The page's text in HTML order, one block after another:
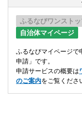
ふるなびワンスト
自治体マイページ
ふるなびマイページで
申請」です。
申請サービスの概要は
のご案内をご覧くださ